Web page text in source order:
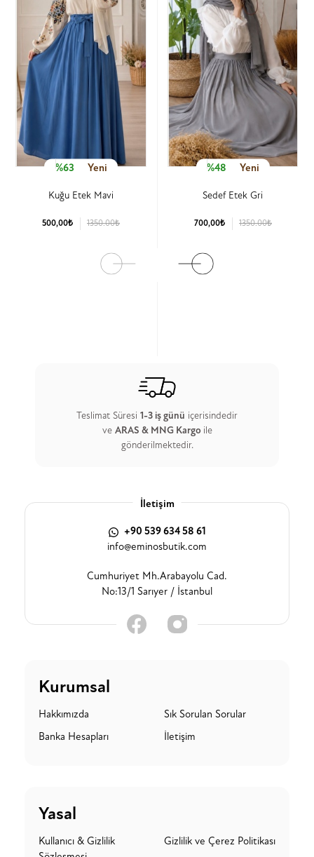
%63 Yeni
Kuğu Etek Mavi
500,00₺ 1350.00₺
%48 Yeni
Sedef Etek Gri
700,00₺ 1350.00₺
Teslimat Süresi 1-3 iş günü içerisindedir
ve ARAS & MNG Kargo ile
gönderilmektedir.
İletişim
+90 539 634 58 61
info@eminosbutik.com
Cumhuriyet Mh.Arabayolu Cad.
No:13/1 Sarıyer / İstanbul
Kurumsal
Hakkımızda
Sık Sorulan Sorular
Banka Hesapları
İletişim
Yasal
Kullanıcı & Gizlilik
Gizlilik ve Çerez Politikası